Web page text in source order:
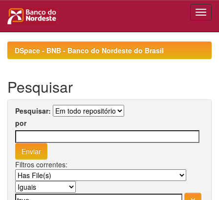
navigationDSpace - BNB - Banco do Nordeste do Brasil
Pesquisar
Pesquisar:
por
Filtros correntes: